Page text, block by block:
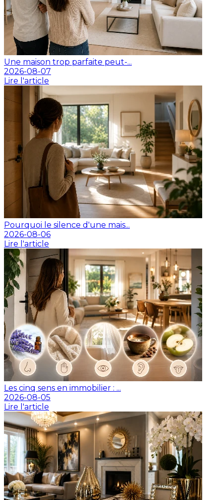
Une maison trop parfaite peut-...
2026-08-07
Lire l'article
Pourquoi le silence d'une mais...
2026-08-06
Lire l'article
Les cinq sens en immobilier : ...
2026-08-05
Lire l'article